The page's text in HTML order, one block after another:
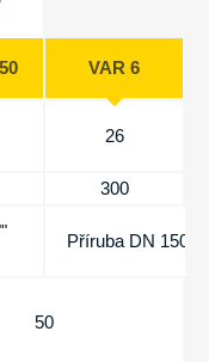
VAR 6
26
300
Příruba DN 150
50